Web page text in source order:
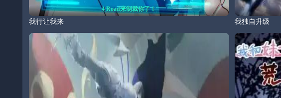
4 Road来制裁你了！
我行让我来 我独自升级